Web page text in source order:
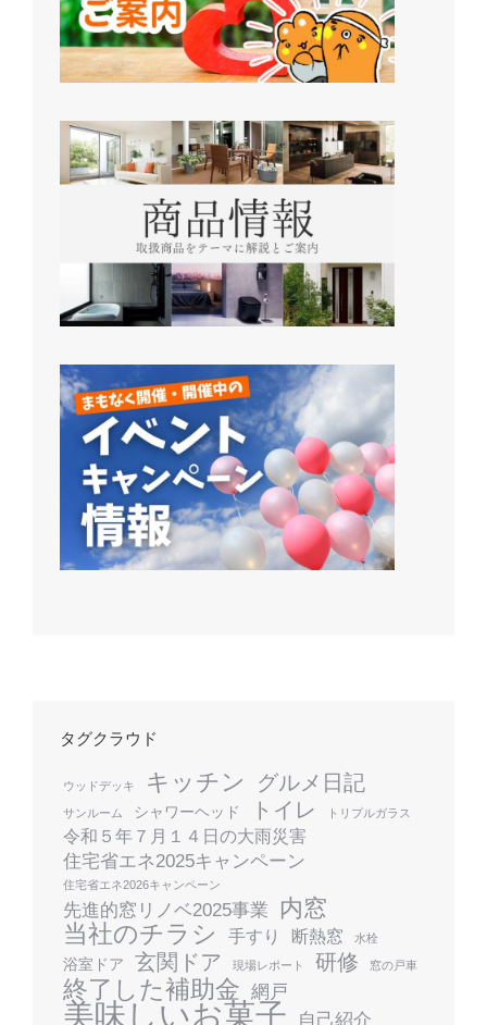
タグクラウド
ウッドデッキ キッチン グルメ日記
サンルーム シャワーヘッド トイレ トリプルガラス
令和５年７月１４日の大雨災害
住宅省エネ2025キャンペーン
住宅省エネ2026キャンペーン
先進的窓リノベ2025事業 内窓
当社のチラシ 手すり 断熱窓 水栓
浴室ドア 玄関ドア 現場レポート 研修 窓の戸車
終了した補助金 網戸
美味しいお菓子 自己紹介